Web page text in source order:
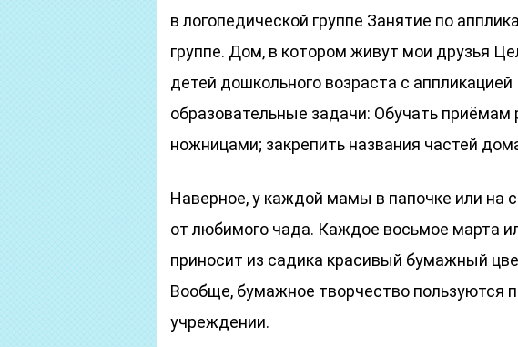
в логопедической группе Занятие по
группе. Дом, в котором живут мои друзья
детей дошкольного возраста с
образовательные задачи: Обучать приёмам
ножницами; закрепить названия частей
Наверное, у каждой мамы в папочке или на
от любимого чада. Каждое восьмое марта
приносит из садика красивый бумажный
Вообще, бумажное творчество пользуются
учреждении.